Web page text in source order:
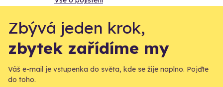
Zbývá jeden krok,
zbytek zařídíme my
Váš e-mail je vstupenka do světa, kde se žije naplno. Pojďte
do toho.